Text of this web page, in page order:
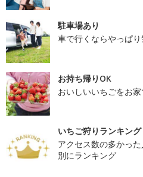
駐車場あり
車で行くならやっぱり
お持ち帰りOK
おいしいいちごをお
いちご狩りランキン
アクセス数の多かっ
別にランキング